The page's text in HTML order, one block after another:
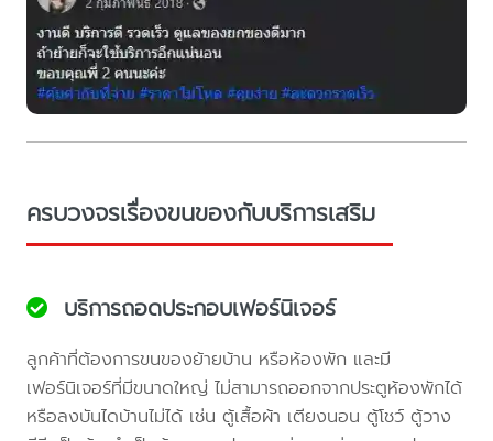
ครบวงจรเรื่องขนของกับบริการเสริม
บริการถอดประกอบเฟอร์นิเจอร์
ลูกค้าที่ต้องการขนของย้ายบ้าน หรือห้องพัก และมี
เฟอร์นิเจอร์ที่มีขนาดใหญ่ ไม่สามารถออกจากประตูห้องพักได้
หรือลงบันไดบ้านไม่ได้ เช่น ตู้เสื้อผ้า เตียงนอน ตู้โชว์ ตู้วาง